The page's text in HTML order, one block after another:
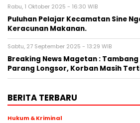
Rabu, 1 Oktober 2025 - 16:30 WIB
Puluhan Pelajar Kecamatan Sine
Keracunan Makanan.
Sabtu, 27 September 2025 - 13:29 WIB
Breaking News Magetan :
Parang Longsor, Korban Masih
BERITA TERBARU
Hukum & Kriminal